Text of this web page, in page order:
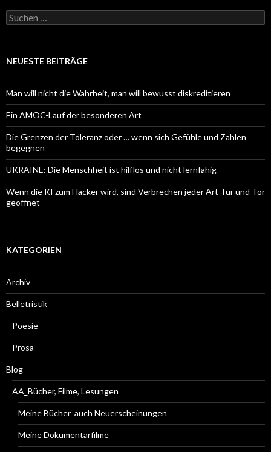
Suchen
nach:
NEUESTE BEITRÄGE
Man will nicht die Wahrheit, man will bewusst diskreditieren
Ein AMOC-Lauf der besonderen Art
Die Grenzen der Toleranz oder … wenn sich Gefühle und Zahlen
begegnen
UKRAINE: Die Menschheit ist hilflos und nicht lernfähig
Wenn die KI zum Hacker wird, sind Verbrechen jeder Art Tür und Tor
geöffnet
KATEGORIEN
Archiv
Belletristik
Poesie
Prosa
Blog
AA_Bücher, Filme, Lesungen
Meine Bücher_auch Neuerscheinungen
Meine Dokumentarfilme